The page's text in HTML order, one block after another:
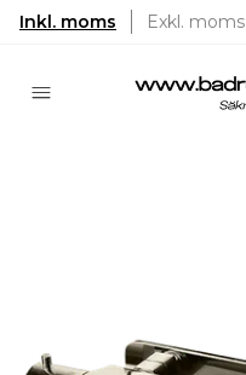
Inkl. moms Exkl. moms